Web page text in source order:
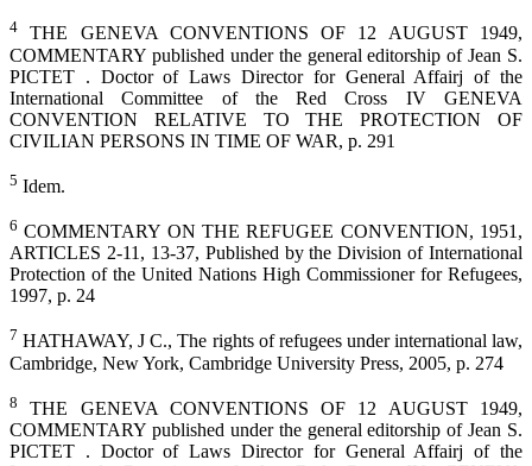
4 THE GENEVA CONVENTIONS OF 12 AUGUST 1949,
COMMENTARY published under the general editorship of Jean S.
PICTET . Doctor of Laws Director for General Affairj of the
International Committee of the Red Cross IV GENEVA
CONVENTION RELATIVE TO THE PROTECTION OF
CIVILIAN PERSONS IN TIME OF WAR, p. 291
5 Idem.
6 COMMENTARY ON THE REFUGEE CONVENTION, 1951,
ARTICLES 2-11, 13-37, Published by the Division of International
Protection of the United Nations High Commissioner for Refugees,
1997, p. 24
7 HATHAWAY, J C., The rights of refugees under international law,
Cambridge, New York, Cambridge University Press, 2005, p. 274
8
THE GENEVA CONVENTIONS OF 12 AUGUST 1949,
COMMENTARY published under the general editorship of Jean S.
PICTET . Doctor of Laws Director for General Affairj of the